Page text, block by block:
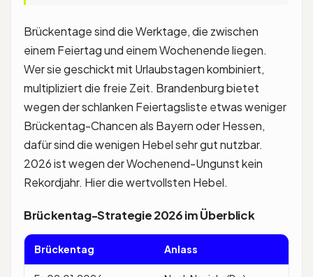
Brückentage sind die Werktage, die zwischen
einem Feiertag und einem Wochenende liegen.
Wer sie geschickt mit Urlaubstagen kombiniert,
multipliziert die freie Zeit. Brandenburg bietet
wegen der schlanken Feiertagsliste etwas weniger
Brückentag-Chancen als Bayern oder Hessen,
dafür sind die wenigen Hebel sehr gut nutzbar.
2026 ist wegen der Wochenend-Ungunst kein
Rekordjahr. Hier die wertvollsten Hebel.
Brückentag-Strategie 2026 im Überblick
Brückentag Anlass